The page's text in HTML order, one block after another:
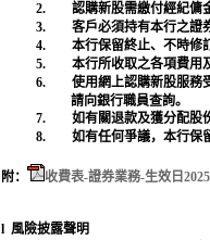
2.
認購新股需繳付經紀傭
3.
客戶必須持有本行之證
4.
本行保留終止、不時修
5.
本行所收取之各項費用
6.
使用網上認購新股服務
請向銀行職員查詢。
7.
如有關退款及獲分配股
8.
如有任何爭議，本行保
附： 收費表-證券業務-生效日
l 風險披露聲明